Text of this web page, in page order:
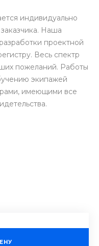
индивидуально
Наша
проектной
Весь спектр
пожеланий. Работы
экипажей
имеющими все